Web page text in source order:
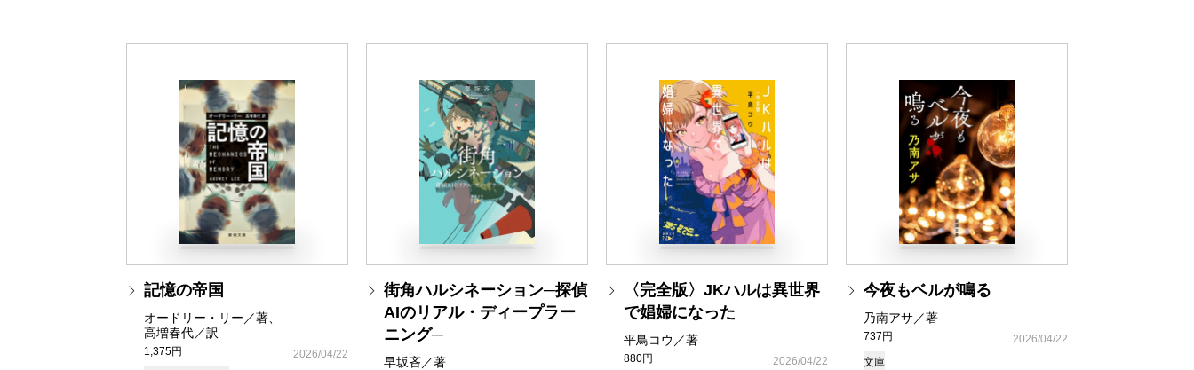
記憶の帝国
オードリー・リー／著、
高増春代／訳
1,375円
2026/04/22
街角ハルシネーション─探偵
AIのリアル・ディープラー
ニング─
早坂吝／著
〈完全版〉JKハルは異世界
で娼婦になった
平鳥コウ／著
880円
2026/04/22
今夜もベルが鳴る
乃南アサ／著
737円
2026/04/22
文庫